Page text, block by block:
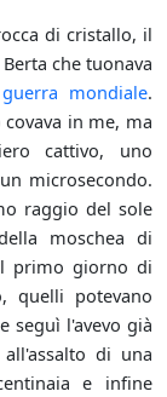
di cristallo, il
che tuonava
mondiale.
in me, ma
cattivo, uno
microsecondo.
raggio del sole
moschea di
primo giorno di
potevano
seguì l'avevo già
di una
e infine